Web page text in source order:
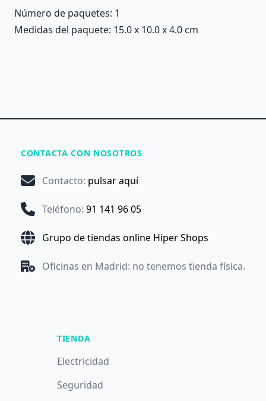
Número de paquetes: 1
Medidas del paquete: 15.0 x 10.0 x 4.0 cm
CONTACTA CON NOSOTROS
Contacto: pulsar aquí
Teléfono: 91 141 96 05
Grupo de tiendas online Hiper Shops
Oficinas en Madrid: no tenemos tienda física.
TIENDA
Electricidad
Seguridad